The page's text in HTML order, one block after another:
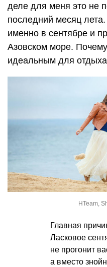
деле для меня это не
последний месяц
именно в сентябре и
Азовском море.
идеальным для
HTeam,
Главная
Ласковое
не прогонит
а вместо